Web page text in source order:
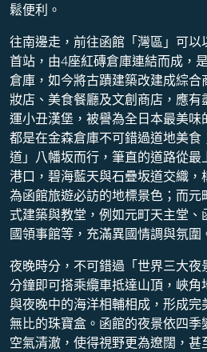
鬆便利。
往南邊走，前往函館「灣區」可
首站，由4座紅磚倉庫連結而成，
倉庫，如今將古蹟建築改建成綜
妝店、美食餐廳及文創商店，應
運小丑漢堡，被譽為全日本最美味
都是在金森倉庫不可錯過道地美
道」八幡坂而行，筆直的道路從
港口，碧海藍天與石疊坂道交織
為函館旅遊必訪的地標景色；而
式建築與教堂，例如元町天主堂
國領事館等，充滿異國情調與氛圍
夜晚時分，不可錯過「世界三大
分鐘即可搭乘纜車抵達山頂，峽角
與夜晚中的海洋相輔相成，形成
無比的珠寶盒。函館的夜景依四
空氣清澈，使得視野更為遼闊，